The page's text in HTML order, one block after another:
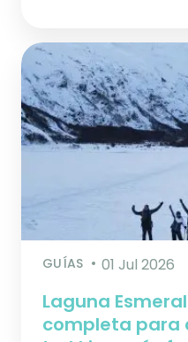
GUÍAS 01 Jul 2026
Laguna
completa para